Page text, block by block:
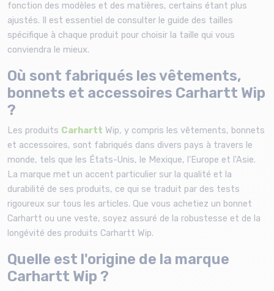
fonction des modèles et des matières, certains étant plus
ajustés. Il est essentiel de consulter le guide des tailles
spécifique à chaque produit pour choisir la taille qui vous
conviendra le mieux.
Où sont fabriqués les vêtements,
bonnets et accessoires Carhartt Wip
?
Les produits Carhartt Wip, y compris les vêtements, bonnets
et accessoires, sont fabriqués dans divers pays à travers le
monde, tels que les États-Unis, le Mexique, l’Europe et l'Asie.
La marque met un accent particulier sur la qualité et la
durabilité de ses produits, ce qui se traduit par des tests
rigoureux sur tous les articles. Que vous achetiez un bonnet
Carhartt ou une veste, soyez assuré de la robustesse et de la
longévité des produits Carhartt Wip.
Quelle est l'origine de la marque
Carhartt Wip ?